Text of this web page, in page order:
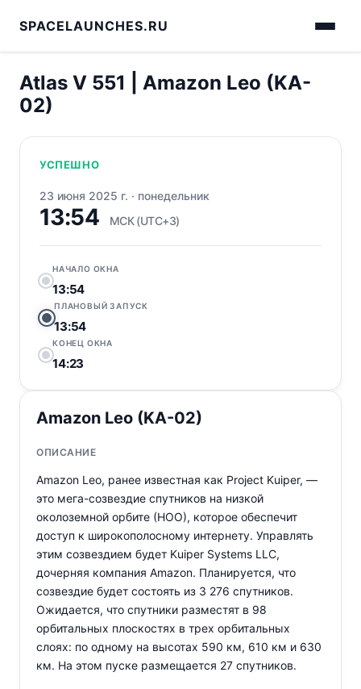
SPACELAUNCHES.RU
Atlas V 551 | Amazon Leo (KA-
02)
УСПЕШНО
23 июня 2025 г. · понедельник
13:54 МСК (UTC+3)
НАЧАЛО ОКНА
13:54
ПЛАНОВЫЙ ЗАПУСК
13:54
КОНЕЦ ОКНА
14:23
Amazon Leo (KA-02)
ОПИСАНИЕ
Amazon Leo, ранее известная как Project Kuiper, —
это мега-созвездие спутников на низкой
околоземной орбите (НОО), которое обеспечит
доступ к широкополосному интернету. Управлять
этим созвездием будет Kuiper Systems LLC,
дочерняя компания Amazon. Планируется, что
созвездие будет состоять из 3 276 спутников.
Ожидается, что спутники разместят в 98
орбитальных плоскостях в трех орбитальных
слоях: по одному на высотах 590 км, 610 км и 630
км. На этом пуске размещается 27 спутников.